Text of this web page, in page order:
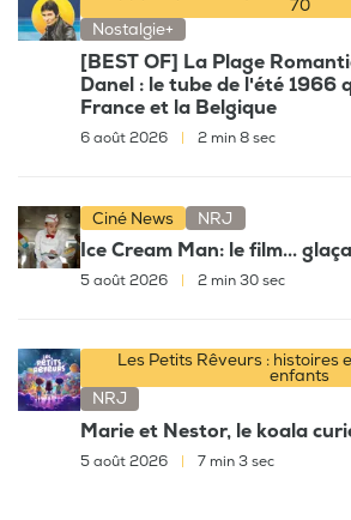
70
Nostalgie+
[BEST OF] La Plage
Danel : le tube de l'été 1966
France et la Belgique
6 août 2026 2 min 8 sec
Ciné News NRJ
Ice Cream Man: le film...
5 août 2026 | 2 min 30 sec
Les Petits Rêveurs : histoires
enfants
NRJ
Marie et Nestor, le koala
5 août 2026 7 min 3 sec